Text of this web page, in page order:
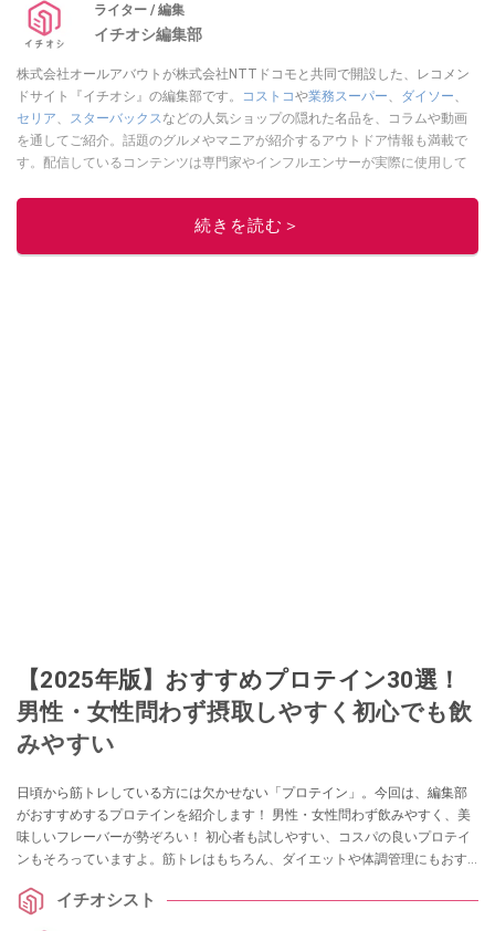
ライター / 編集
イチオシ編集部
株式会社オールアバウトが株式会社NTTドコモと共同で開設した、レコメン
ドサイト『イチオシ』の編集部です。
コストコや業務スーパー ダイソー
セリア
スターバックス などの人気ショップの隠れた名品を、コラムや動画
を通してご紹介。話題のグルメやマニアが紹介するアウトドア情報も満載で
す。配信しているコンテンツは専門家やインフルエンサーが実際に使用して
ニュースでフォロー
続きを読む＞
【2025年版】おすすめプロテイン30選！
男性・女性問わず摂取しやすく初心でも飲
みやすい
日頃から筋トレしている方には欠かせない「プロテイン」。今回は、編集部
がおすすめするプロテインを紹介します！ 男性・女性問わず飲みやすく、美
味しいフレーバーが勢ぞろい！ 初心者も試しやすい、コスパの良いプロテイ
ンもそろっていますよ。筋トレはもちろん、ダイエットや体調管理にもおす
イチオシスト